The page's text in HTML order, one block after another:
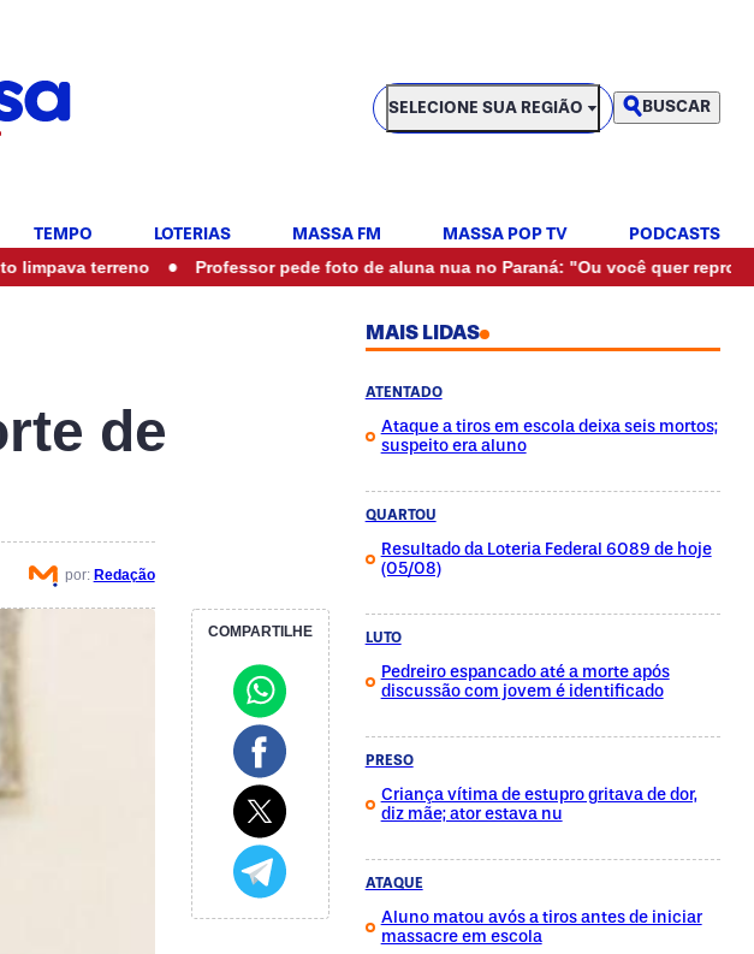
SELECIONE SUA REGIÃO
SELECIONE SUA REGIÃO BUSCAR
TEMPO LOTERIAS MASSA FM MASSA POP TV PODCASTS
terreno • Professor pede foto de aluna nua no Paraná: "Ou você quer reprovar?"
de
por: Redação
COMPARTILHE
MAIS LIDAS
ATENTADO
Ataque a tiros em escola deixa seis mortos;
suspeito era aluno
QUARTOU
Resultado da Loteria Federal 6089 de hoje
(05/08)
LUTO
Pedreiro espancado até a morte após
discussão com jovem é identificado
PRESO
Criança vítima de estupro gritava de dor,
diz mãe; ator estava nu
ATAQUE
Aluno matou avós a tiros antes de iniciar
massacre em escola